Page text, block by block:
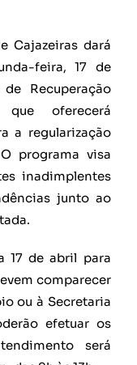
Cajazeiras dará
feira, 17 de
Recuperação
que oferecerá
a regularização
programa visa
inadimplentes
junto ao
17 de abril para
comparecer
ou à Secretaria
efetuar os
será